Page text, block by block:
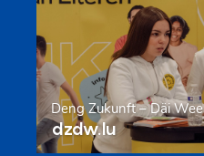
Deng Zukunft – Däi Wee
dzdw.lu